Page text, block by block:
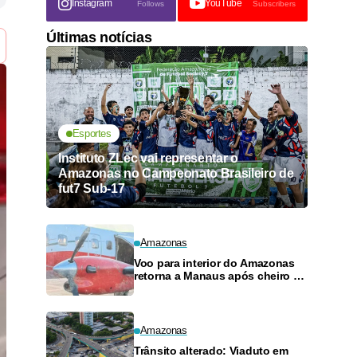
Instagram Follows YouTube Subscribers
Últimas notícias
Esportes
Instituto ZLec vai representar o
Amazonas no Campeonato Brasileiro de
fut7 Sub-17
Amazonas
Voo para interior do Amazonas
retorna a Manaus após cheiro de
Amazonas
Trânsito alterado: Viaduto em